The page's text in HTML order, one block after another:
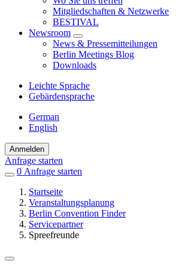
Mitgliedschaften & Netzwerke
BESTIVAL
Newsroom
News & Pressemitteilungen
Berlin Meetings Blog
Downloads
Leichte Sprache
Gebärdensprache
German
English
Anmelden
Anfrage starten
0 Einträge
Favoriten
Anfrage starten
Startseite
Veranstaltungsplanung
Berlin Convention Finder
Servicepartner
Spreefreunde